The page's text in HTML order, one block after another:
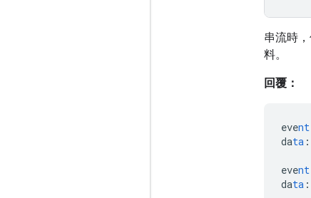
串流時
料。
回覆：
event
data :
event
data :